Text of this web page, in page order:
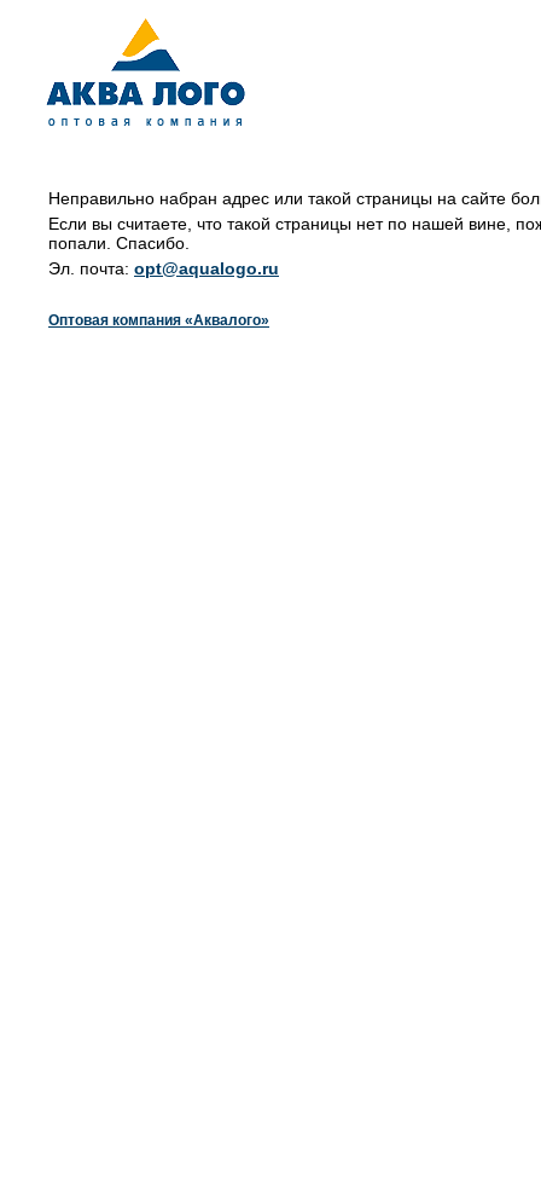
Неправильно набран адрес или такой страницы на сайте
Если вы считаете, что такой страницы нет по нашей вине,
попали. Спасибо.
Эл. почта: opt@aqualogo.ru
Оптовая компания «Аквалого»